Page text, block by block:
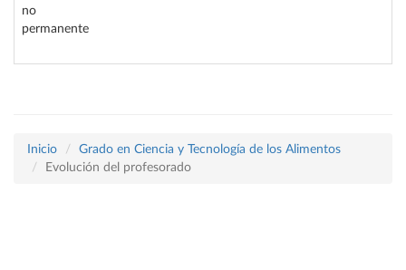
no
permanente
Inicio
Grado en Ciencia y Tecnología de los Alimentos
Evolución del profesorado